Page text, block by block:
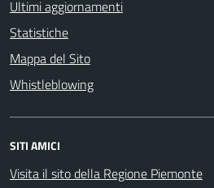
Ultimi aggiornamenti
Statistiche
Mappa del Sito
Whistleblowing
SITI AMICI
Visita il sito della Regione Piemonte